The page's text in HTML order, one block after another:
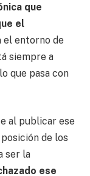
que
el
el entorno de
siempre a
que pasa con
al publicar ese
de los
ser la
ese